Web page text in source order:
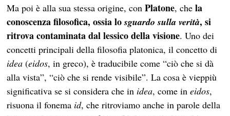
Ma poi è alla sua stessa origine, conPlatone, chela
conoscenza filosofica, ossia losguardo sulla verità, si
ritrova contaminata dal lessico della visione. Uno dei
concetti principali della filosofia platonica, il concetto di
idea (eidos, in greco), è traducibile come “ciò che si dà
alla vista”, “ciò che si rende visibile”. La cosa è vieppiù
significativa se si considera che in idea, come ineidos,
risuona il fonema id, che ritroviamo anche in parole della